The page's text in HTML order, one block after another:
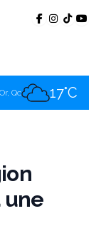
Qc 17°C
une